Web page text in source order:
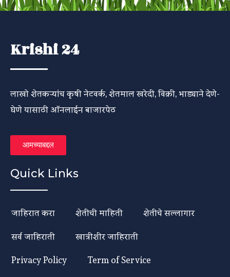
Krishi 24
लाखो शेतकऱ्यांच कृषी नेटवर्क, शेतमाल खरेदी, विक्री, भाड्याने देणे-
घेणे यासाठी ऑनलाईन बाजारपेठ
आमच्याबद्दल
Quick Links
जाहिरात करा शेतीची माहिती
शेतीचे सल्लागार
सर्व जाहिराती
खात्रीशीर जाहिराती
Privacy Policy
Term of Service